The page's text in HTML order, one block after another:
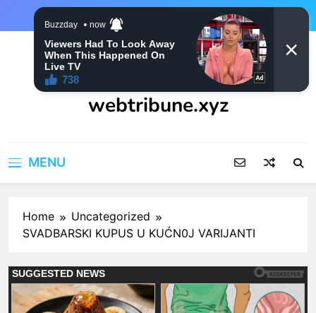
webtribune.xyz
MENU
Home
Uncategorized
SVADBARSKI KUPUS U KUĆN0J VARIJANTI